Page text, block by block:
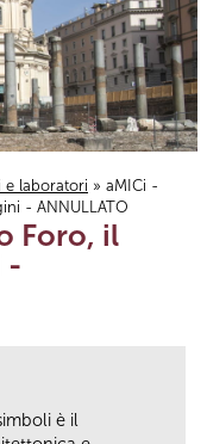
e laboratori » aMICi -
- ANNULLATO
Foro, il
-
è il